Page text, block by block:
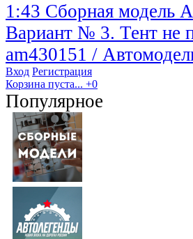
1:43 Сборная модель
Вариант № 3. Тент не
am430151 /
Вход Регистрация
Корзина пуста... +0
Популярное